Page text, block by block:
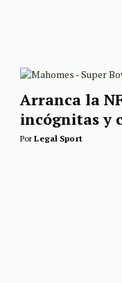
Arranca la
incógnitas y
PorLegal Sport